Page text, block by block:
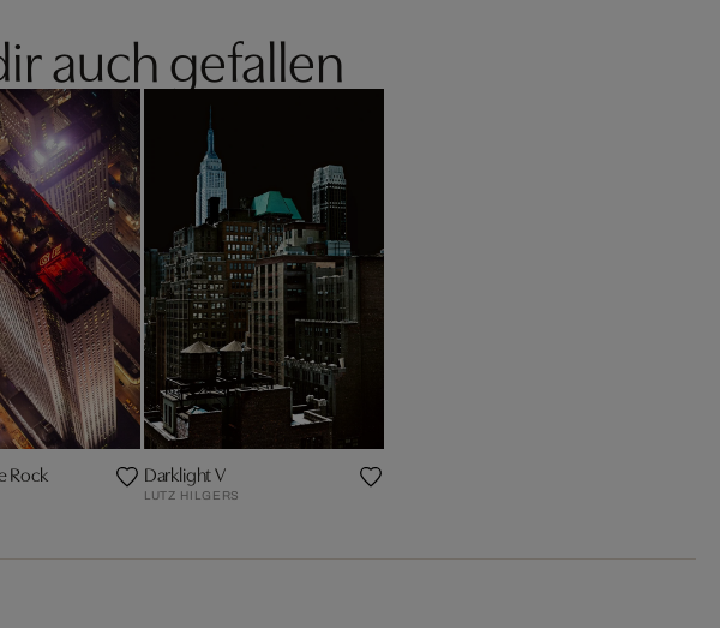
auch gefallen
Rock Darklight V
LUTZ HILGERS